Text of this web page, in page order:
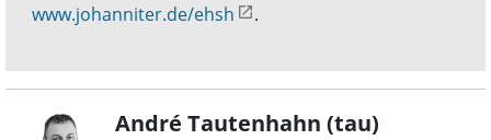
www.johanniter.de/ehsh
.
André Tautenhahn (tau)